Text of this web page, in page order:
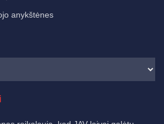
anykštėnes